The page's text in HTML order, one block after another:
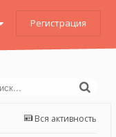
Регистрация
Вся активность